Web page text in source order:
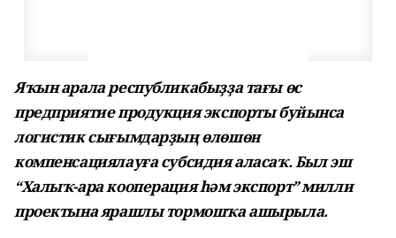
Яҡын арала республикабыҙҙа тағы өс
предприятие продукция экспорты буйынса
логистик сығымдарҙың өлөшөн
компенсациялауға субсидия аласаҡ. Был эш
“Халыҡ-ара кооперация һәм экспорт” милли
проектына ярашлы тормошҡа ашырыла.